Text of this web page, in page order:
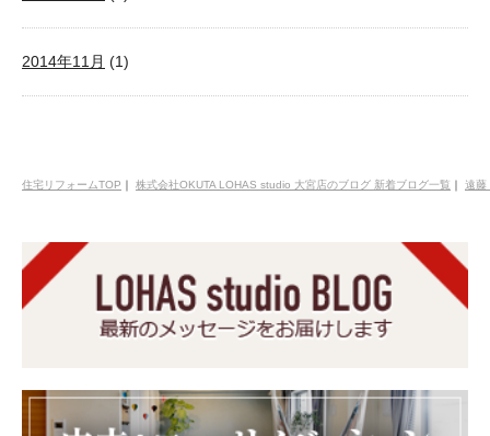
2014年11月 (1)
住宅リフォームTOP ｜ 株式会社OKUTA LOHAS studio 大宮店のブログ 新着ブログ一覧 ｜ 遠藤